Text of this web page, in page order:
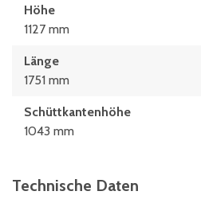
Höhe
1127 mm
Länge
1751 mm
Schüttkantenhöhe
1043 mm
Technische Daten